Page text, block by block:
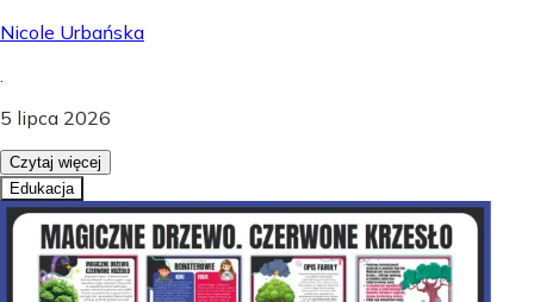
Nicole Urbańska
5 lipca 2026
Czytaj więcej
Edukacja